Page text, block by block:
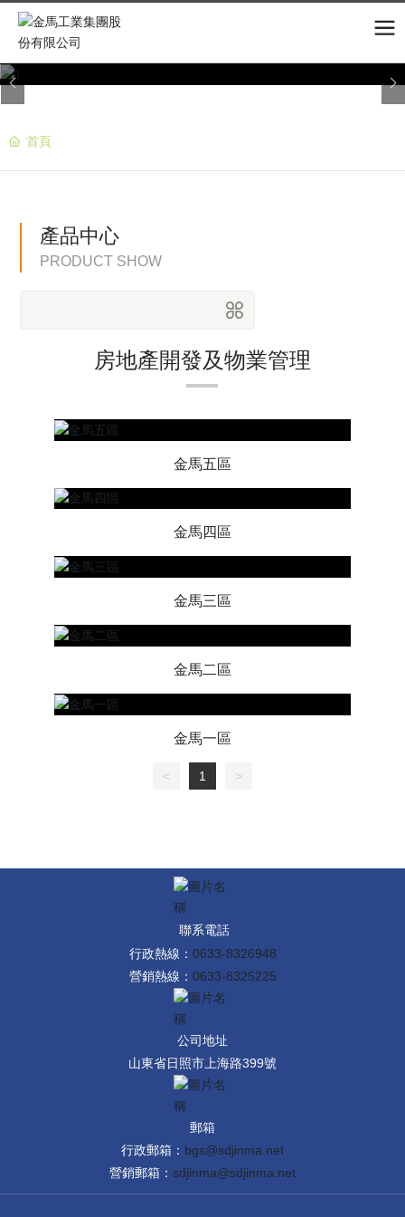
首頁
產品中心
PRODUCT SHOW
房地產開發及物業管理
金馬五區
金馬四區
金馬三區
金馬二區
金馬一區
< 1 >
聯系電話
行政熱線： 0633-8326948
營銷熱線： 0633-8325225
公司地址
山東省日照市上海路399號
郵箱
行政郵箱： bgs@sdjinma.net
營銷郵箱： sdjinma@sdjinma.net